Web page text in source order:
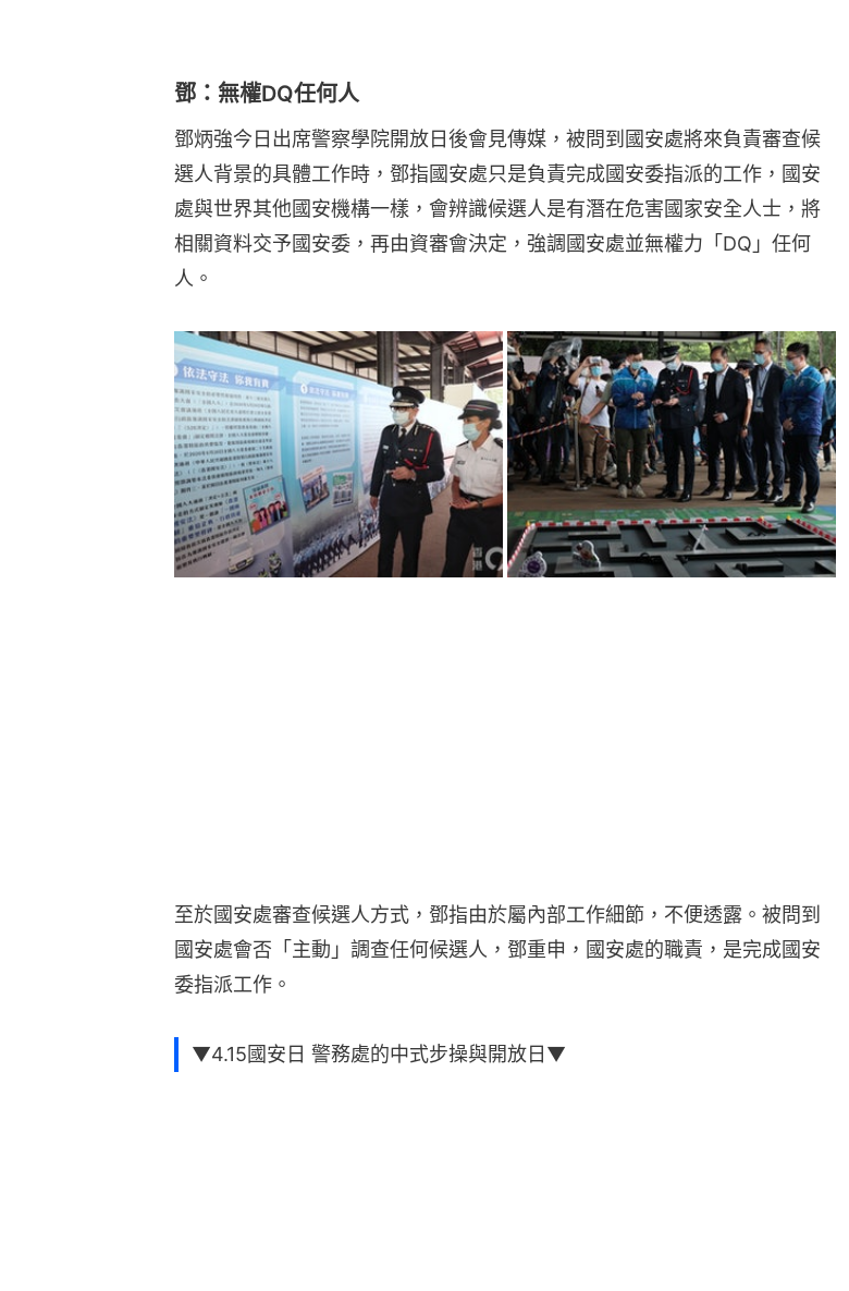
鄧：無權DQ任何人
鄧炳強今日出席警察學院開放日後會見傳媒，被問到國安處將來負責審查候
選人背景的具體工作時，鄧指國安處只是負責完成國安委指派的工作，國安
處與世界其他國安機構一樣，會辨識候選人是有潛在危害國家安全人士，將
相關資料交予國安委，再由資審會決定，強調國安處並無權力「DQ」任何
人。